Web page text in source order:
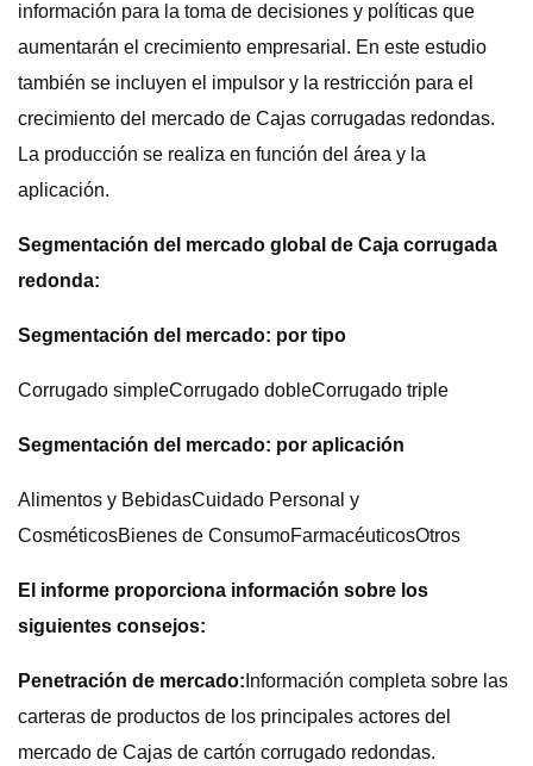
información para la toma de decisiones y políticas que
aumentarán el crecimiento empresarial. En este estudio
también se incluyen el impulsor y la restricción para el
crecimiento del mercado de Cajas corrugadas redondas.
La producción se realiza en función del área y la
aplicación.
Segmentación del mercado global de Caja corrugada
redonda:
Segmentación del mercado: por tipo
Corrugado simpleCorrugado dobleCorrugado triple
Segmentación del mercado: por aplicación
Alimentos y BebidasCuidado Personal y
CosméticosBienes de ConsumoFarmacéuticosOtros
El informe proporciona información sobre los
siguientes consejos:
Penetración de mercado: Información completa sobre las
carteras de productos de los principales actores del
mercado de Cajas de cartón corrugado redondas.